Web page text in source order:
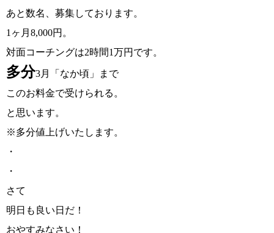
あと数名、募集しております。
1ヶ月8,000円。
対面コーチングは2時間1万円です。
多分3月「なか頃」まで
このお料金で受けられる。
と思います。
※多分値上げいたします。
・
・
さて
明日も良い日だ！
おやすみなさい！